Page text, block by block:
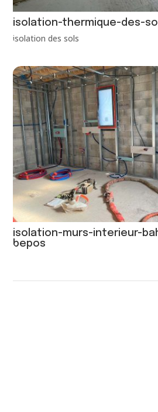
isolation-thermique-des-
isolation des sols
isolation-murs-interieur-
bepos